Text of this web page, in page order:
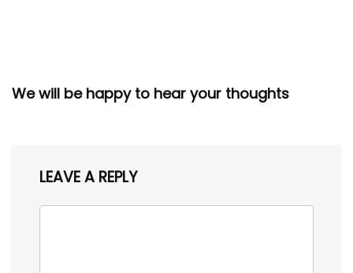
We will be happy to hear your thoughts
LEAVE A REPLY